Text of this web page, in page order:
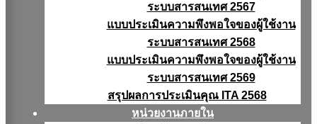
ระบบสารสนเทศ 2567
แบบประเมินความพึงพอใจของผู้ใช้งาน
ระบบสารสนเทศ 2568
แบบประเมินความพึงพอใจของผู้ใช้งาน
ระบบสารสนเทศ 2569
สรุปผลการประเมินคุณ ITA 2568
หน่วยงานภายใน